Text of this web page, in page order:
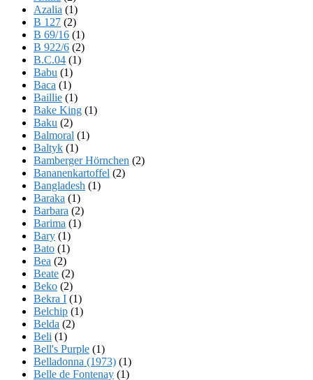
Azalia (1)
B 127 (2)
B 69/16 (1)
B 922/6 (2)
B.C.04 (1)
Babu (1)
Baca (1)
Baillie (1)
Bake King (1)
Baku (2)
Balmoral (1)
Baltyk (1)
Bamberger Hörnchen (2)
Bananenkartoffel (2)
Bangladesh (1)
Baraka (1)
Barbara (2)
Barima (1)
Bary (1)
Bato (1)
Bea (2)
Beate (2)
Beko (2)
Bekra I (1)
Belchip (1)
Belda (2)
Beli (1)
Bell's Purple (1)
Belladonna (1973) (1)
Belle de Fontenay (1)